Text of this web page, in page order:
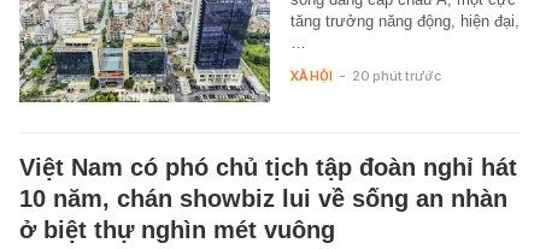
tăng trưởng năng động, hiện đại,
XÃ HỘI - 20 phút trước
Việt Nam có phó chủ tịch tập đoàn nghỉ hát
10 năm, chán showbiz lui về sống an nhàn
ở biệt thự nghìn mét vuông